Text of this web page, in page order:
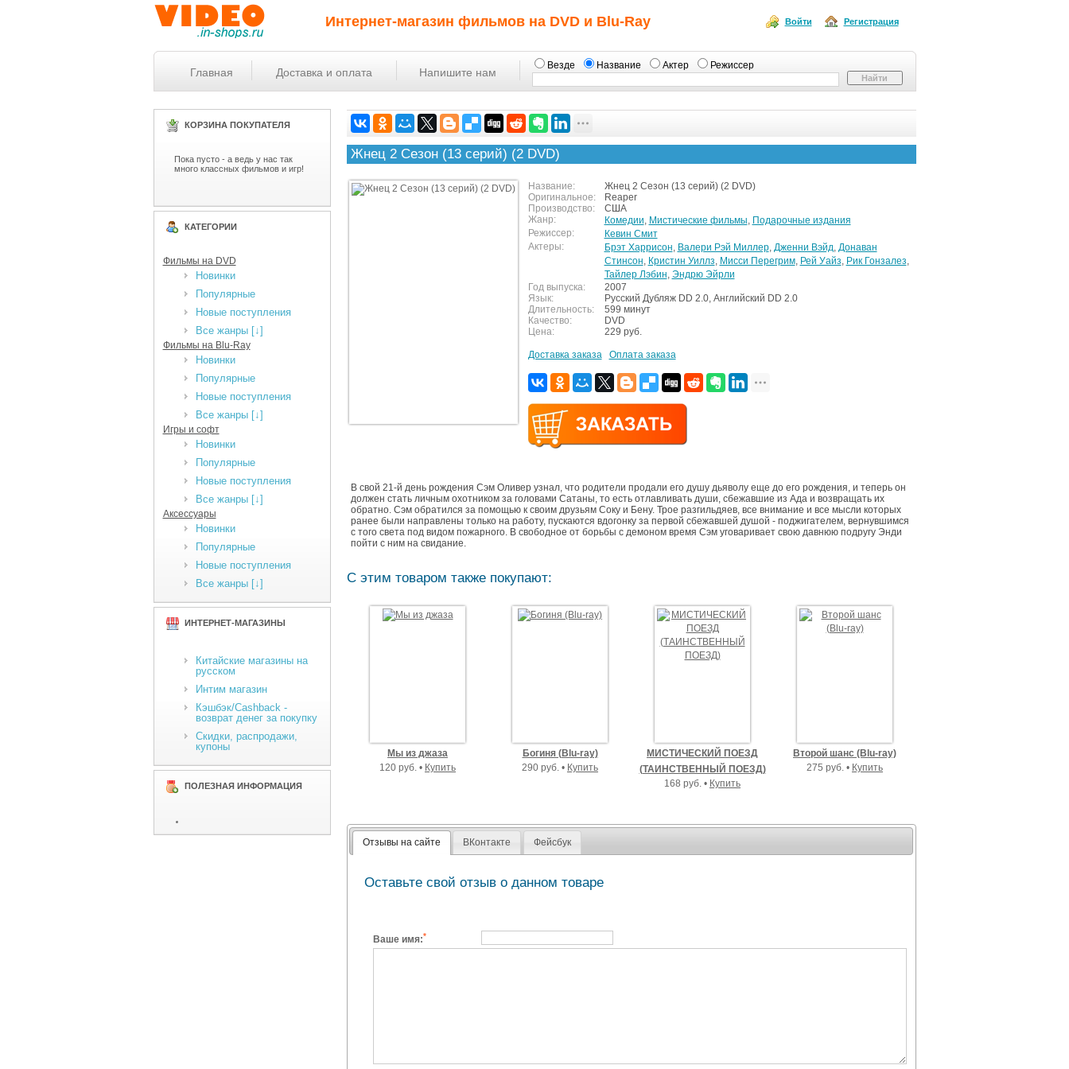
Интернет-магазин фильмов на DVD и Blu-Ray Регистрация
Войти
Главная Доставка и оплата Напишите нам
Везде Название Актер Режиссер
КОРЗИНА ПОКУПАТЕЛЯ
Пока пусто - а ведь у нас так
много классных фильмов и игр!
КАТЕГОРИИ
Фильмы на DVD
Новинки
Популярные
Новые поступления
Все жанры [↓]
Фильмы на Blu-Ray
Новинки
Популярные
Новые поступления
Все жанры [↓]
Игры и софт
Новинки
Популярные
Новые поступления
Все жанры [↓]
Аксессуары
Новинки
Популярные
Новые поступления
Все жанры [↓]
ИНТЕРНЕТ-МАГАЗИНЫ
Китайские магазины на
русском
Интим магазин
Кэшбэк/Cashback -
возврат денег за покупку
Скидки, распродажи,
купоны
ПОЛЕЗНАЯ ИНФОРМАЦИЯ
Жнец 2 Сезон (13 серий) (2 DVD)
Название:
Жнец 2 Сезон (13 серий) (2 DVD)
Оригинальное:
Reaper
Производство:
США
Жанр:
Комедии, Мистические фильмы, Подарочные издания
Режиссер:
Кевин Смит
Актеры:
Брэт Харрисон, Валери Рэй Миллер, Дженни Вэйд, Донаван
Стинсон, Кристин Уиллз, Мисси Перегрим, Рей Уайз, Рик Гонзалез,
Тайлер Лэбин, Эндрю Эйрли
Год выпуска:
2007
Язык:
Русский Дубляж DD 2.0, Английский DD 2.0
Длительность:
599 минут
Качество:
DVD
Цена:
229 руб.
Доставка заказа Оплата заказа
В свой 21-й день рождения Сэм Оливер узнал, что родители продали его душу дьяволу еще до его рождения, и теперь он
должен стать личным охотником за головами Сатаны, то есть отлавливать души, сбежавшие из Ада и возвращать их
обратно. Сэм обратился за помощью к своим друзьям Соку и Бену. Трое разгильдяев, все внимание и все мысли которых
ранее были направлены только на работу, пускаются вдогонку за первой сбежавшей душой - поджигателем, вернувшимся
с того света под видом пожарного. В свободное от борьбы с демоном время Сэм уговаривает свою давнюю подругу Энди
пойти с ним на свидание.
С этим товаром также покупают:
Мы из джаза
120 руб. • Купить
Богиня (Blu-ray)
290 руб. • Купить
МИСТИЧЕСКИЙ ПОЕЗД
(ТАИНСТВЕННЫЙ ПОЕЗД)
168 руб. • Купить
Второй шанс (Blu-ray)
275 руб. • Купить
Отзывы на сайте ВКонтакте Фейсбук
Оставьте свой отзыв о данном товаре
Ваше имя:*